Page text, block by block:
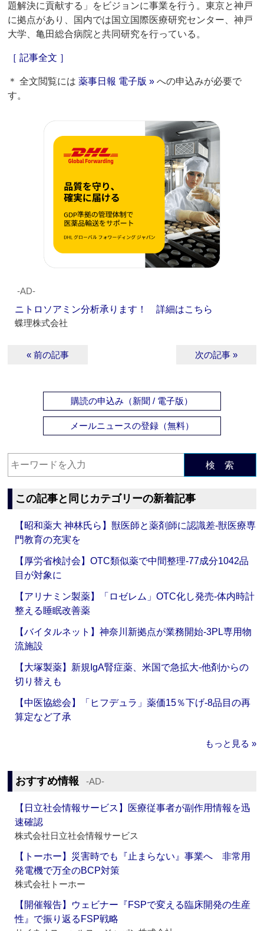
題解決に貢献する」をビジョンに事業を行う。東京と神戸
に拠点があり、国内では国立国際医療研究センター、神戸
大学、亀田総合病院と共同研究を行っている。
［ 記事全文 ］
＊ 全文閲覧には薬事日報 電子版 » への申込みが必要で
す。
‐AD‐
ニトロソアミン分析承ります！ 詳細はこちら
蝶理株式会社
« 前の記事 次の記事 »
購読の申込み（新聞 / 電子版）
メールニュースの登録（無料）
検 索
この記事と同じカテゴリーの新着記事
【昭和薬大 神林氏ら】獣医師と薬剤師に認識差‐獣医療専
門教育の充実を
【厚労省検討会】OTC類似薬で中間整理‐77成分1042品
目が対象に
【アリナミン製薬】「ロゼレム」OTC化し発売‐体内時計
整える睡眠改善薬
【バイタルネット】神奈川新拠点が業務開始‐3PL専用物
流施設
【大塚製薬】新規IgA腎症薬、米国で急拡大‐他剤からの
切り替えも
【中医協総会】「ヒフデュラ」薬価15％下げ‐8品目の再
算定など了承
もっと見る »
おすすめ情報 ‐AD‐
【日立社会情報サービス】医療従事者が副作用情報を迅
速確認
株式会社日立社会情報サービス
【トーホー】災害時でも『止まらない』事業へ 非常用
発電機で万全のBCP対策
株式会社トーホー
【開催報告】ウェビナー『FSPで変える臨床開発の生産
性』で振り返るFSP戦略